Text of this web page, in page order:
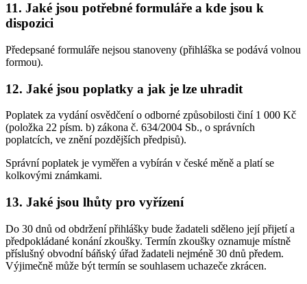
11. Jaké jsou potřebné formuláře a kde jsou k
dispozici
Předepsané formuláře nejsou stanoveny (přihláška se podává volnou
formou).
12. Jaké jsou poplatky a jak je lze uhradit
Poplatek za vydání osvědčení o odborné způsobilosti činí 1 000 Kč
(položka 22 písm. b) zákona č. 634/2004 Sb., o správních
poplatcích, ve znění pozdějších předpisů).
Správní poplatek je vyměřen a vybírán v české měně a platí se
kolkovými známkami.
13. Jaké jsou lhůty pro vyřízení
Do 30 dnů od obdržení přihlášky bude žadateli sděleno její přijetí a
předpokládané konání zkoušky. Termín zkoušky oznamuje místně
příslušný obvodní báňský úřad žadateli nejméně 30 dnů předem.
Výjimečně může být termín se souhlasem uchazeče zkrácen.